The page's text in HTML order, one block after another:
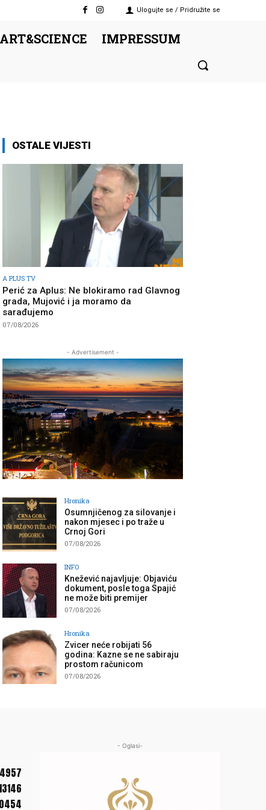
Ulogujte se / Pridružite se
IMPRESSUM
OSTALE VIJESTI
A PLUS TV
Perić za Aplus: Ne blokiramo rad Glavnog
grada, Mujović i ja moramo da
sarađujemo
07/08/2026
- Advertisement -
Hronika
Osumnjičenog za silovanje i
nakon mjesec i po traže u
Crnoj Gori
07/08/2026
INFO
Knežević najavljuje: Objaviću
dokument, posle toga Spajić
ne može biti premijer
07/08/2026
Hronika
Zvicer neće robijati 56
godina: Kazne se ne sabiraju
prostom računicom
07/08/2026
- Oglasi-